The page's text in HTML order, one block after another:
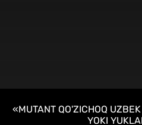
«MUTANT QO'ZICHOQ
YOKI